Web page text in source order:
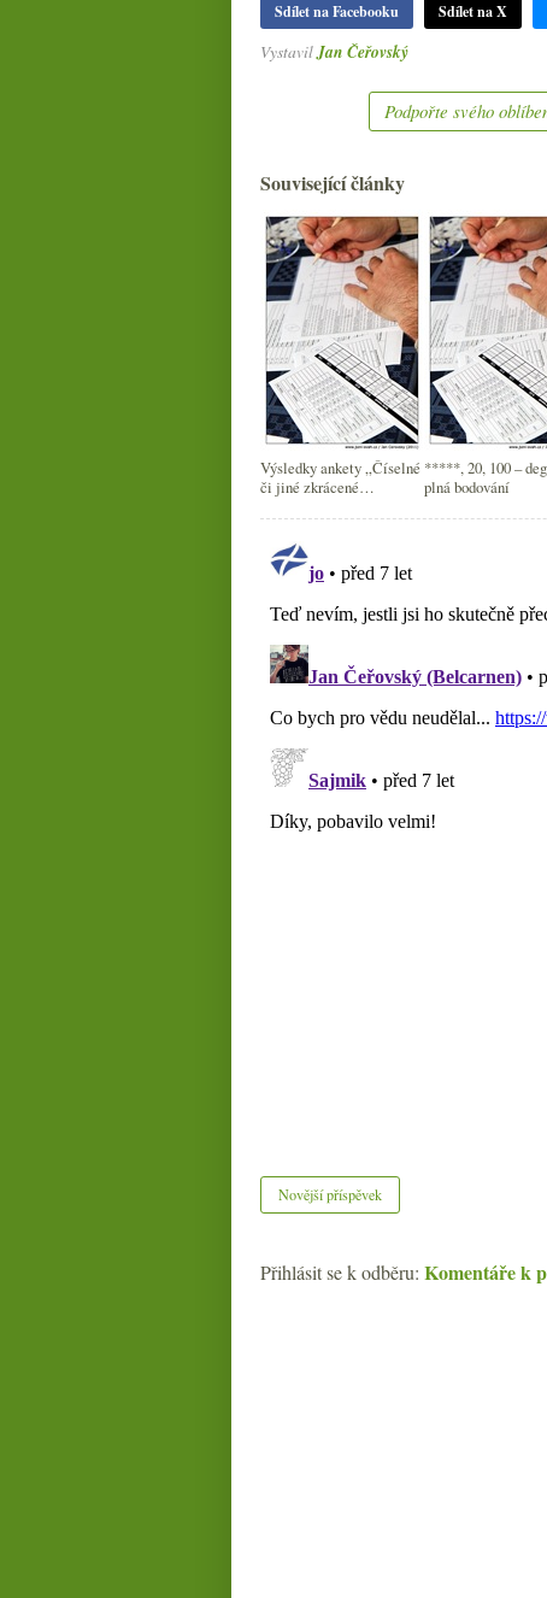
Sdílet na Facebooku Sdílet na X
VystavilJan Čeřovský
Podpořte svého
Související články
Výsledky ankety „Číselné
či jiné zkrácené
recenzí na vína?“
*****, 20, 100 –
plná bodování
Novější příspěvek
Přihlásit se k odběru: Komentáře k